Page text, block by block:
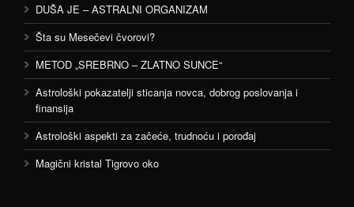
DUŠA JE – ASTRALNI ORGANIZAM
Šta su Mesečevi čvorovi?
METOD „SREBRNO – ZLATNO SUNCE“
Astrološki pokazatelji sticanja novca, dobrog poslovanja i
finansija
Astrološki aspekti za začeće, trudnoću i porođaj
Magični kristal Tigrovo oko